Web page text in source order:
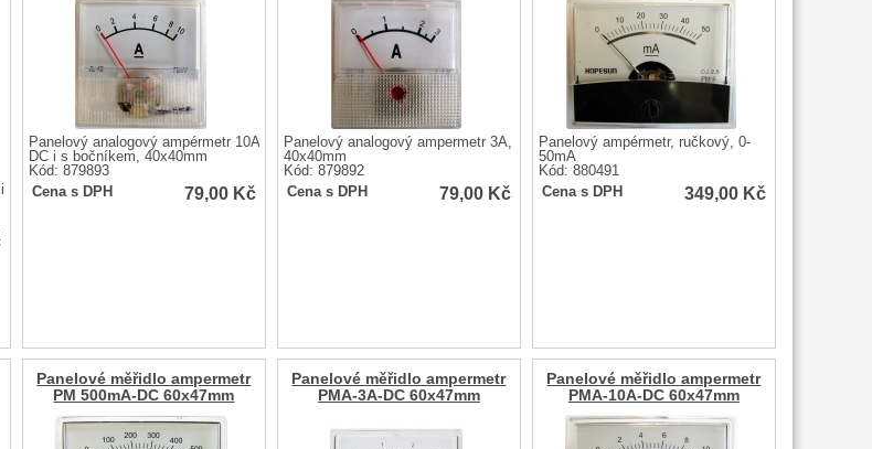
Panelový analogový ampérmetr 10A
DC i s bočníkem, 40x40mm
Kód: 879893
Cena s DPH
79,00 Kč
Panelový analogový ampermetr 3A,
40x40mm
Kód: 879892
Cena s DPH
79,00 Kč
Panelový ampérmetr, ručkový, 0-
50mA
Kód: 880491
Cena s DPH
349,00 Kč
Panelové měřidlo ampermetr
PM 500mA-DC 60x47mm
Panelové měřidlo ampermetr
PMA-3A-DC 60x47mm
Panelové měřidlo ampermetr
PMA-10A-DC 60x47mm